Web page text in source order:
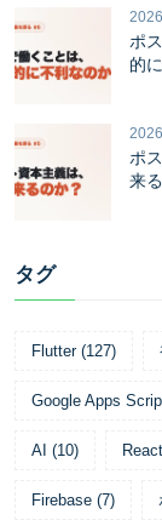
ポ
的
ポ
来
タグ
Flutter (127)
Google Apps
AI (10) React
Firebase (7)